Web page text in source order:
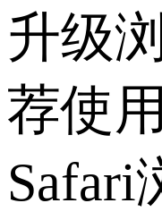
升级
荐使
Safari